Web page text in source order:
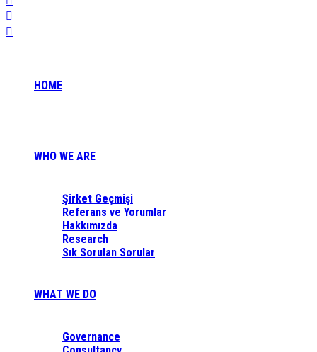
HOME
WHO WE ARE
Şirket Geçmişi
Referans ve Yorumlar
Hakkımızda
Research
Sık Sorulan Sorular
WHAT WE DO
Governance